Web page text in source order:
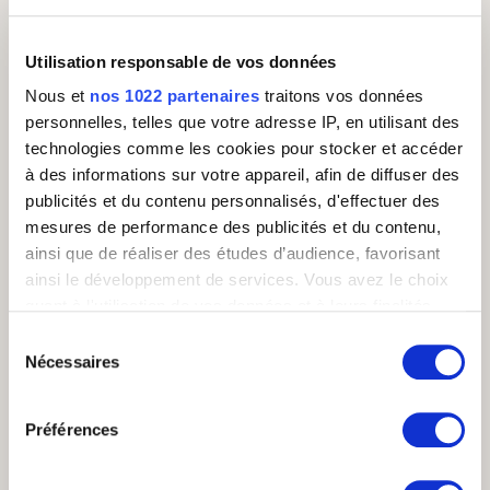
Utilisation responsable de vos données
Nous et nos 1022 partenaires traitons vos données
personnelles, telles que votre adresse IP, en utilisant des
technologies comme les cookies pour stocker et accéder
à des informations sur votre appareil, afin de diffuser des
publicités et du contenu personnalisés, d'effectuer des
mesures de performance des publicités et du contenu,
ainsi que de réaliser des études d’audience, favorisant
ainsi le développement de services. Vous avez le choix
tout moment en consultant la Déclaration relative aux
cookies ou en cliquant sur l'icône de confidentialité.
Si vous le permettez, nous aimerions également :
Nécessaires
Préférences
EXTERNALISATION
Sellsy : Audit du service commercial et
accompagnement à l’externalisation des Inside
Sales